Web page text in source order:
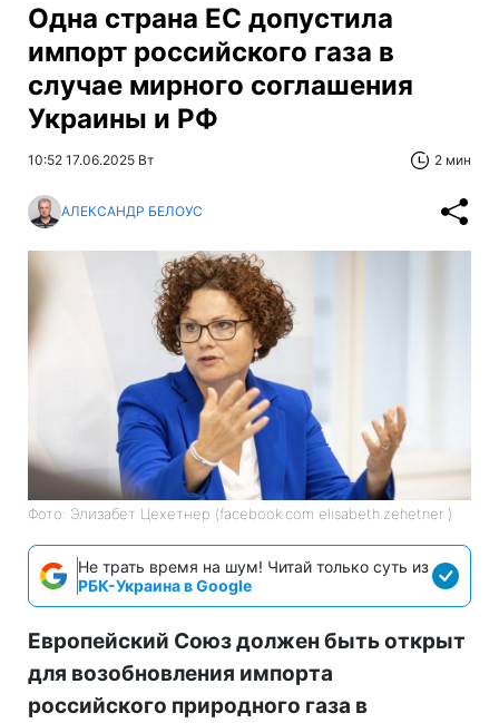
Одна страна ЕС допустила
импорт российского газа в
случае мирного соглашения
Украины и РФ
10:52 17.06.2025 Вт 2 мин
АЛЕКСАНДР БЕЛОУС
Фото: Элизабет Цехетнер (facebook.com elisabeth.zehetner )
Не трать время на шум! Читай только суть из
РБК-Украина в Google
Европейский Союз должен быть открыт
для возобновления импорта
российского природного газа в